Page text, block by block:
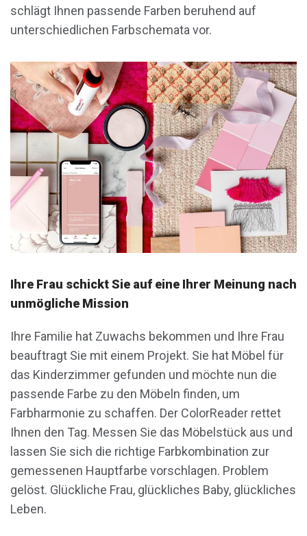
schlägt Ihnen passende Farben beruhend auf
unterschiedlichen Farbschemata vor.
Ihre Frau schickt Sie auf eine Ihrer Meinung nach
unmögliche Mission
Ihre Familie hat Zuwachs bekommen und Ihre Frau
beauftragt Sie mit einem Projekt. Sie hat Möbel für
das Kinderzimmer gefunden und möchte nun die
passende Farbe zu den Möbeln finden, um
Farbharmonie zu schaffen. Der ColorReader rettet
Ihnen den Tag. Messen Sie das Möbelstück aus und
lassen Sie sich die richtige Farbkombination zur
gemessenen Hauptfarbe vorschlagen. Problem
gelöst. Glückliche Frau, glückliches Baby, glückliches
Leben.